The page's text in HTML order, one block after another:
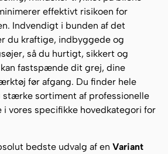
effektivt risikoen for
Indvendigt i bunden af det
du kraftige, indbyggede og
så du hurtigt, sikkert og
fastspænde dit grej, dine
før afgang. Du finder hele
stærke sortiment af professionelle
i vores specifikke hovedkategori for
bedste udvalg af en Variant